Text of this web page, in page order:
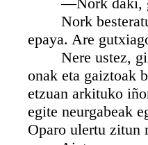
Nork besteratu
epaya. Are
Nere ustez,
onak eta gaiztoak
etzuan arkituko
egite neurgabeak
Oparo ulertu zitun